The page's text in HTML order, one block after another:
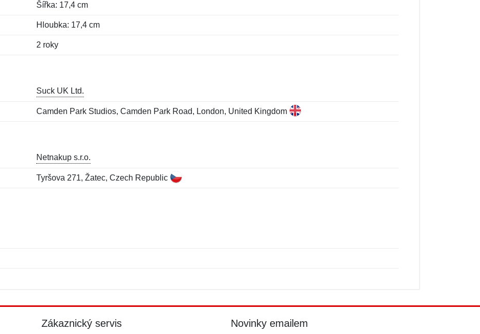
Šířka: 17,4 cm
Hloubka: 17,4 cm
2 roky
Suck UK Ltd.
Camden Park Studios, Camden Park Road, London, United Kingdom
Netnakup s.r.o.
Tyršova 271, Žatec, Czech Republic
Zákaznický servis Novinky emailem